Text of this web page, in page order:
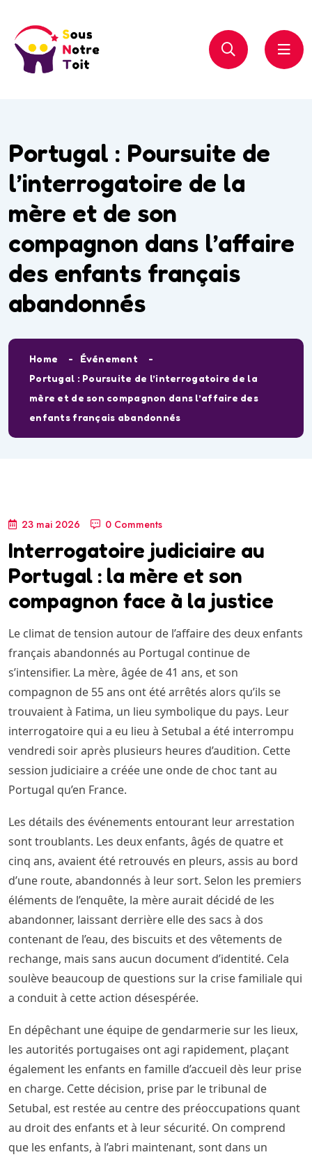
Portugal : Poursuite de
l’interrogatoire de la
mère et de son
compagnon dans l’affaire
des enfants français
abandonnés
Home
Événement
Portugal : Poursuite de l’interrogatoire de la
mère et de son compagnon dans l’affaire des
enfants français abandonnés
23 mai 2026 0 Comments
Interrogatoire judiciaire au
Portugal : la mère et son
compagnon face à la justice
Le climat de tension autour de l’affaire des deux enfants
français abandonnés au Portugal continue de
s’intensifier. La mère, âgée de 41 ans, et son
compagnon de 55 ans ont été arrêtés alors qu’ils se
trouvaient à Fatima, un lieu symbolique du pays. Leur
interrogatoire qui a eu lieu à Setubal a été interrompu
vendredi soir après plusieurs heures d’audition. Cette
session judiciaire a créée une onde de choc tant au
Portugal qu’en France.
Les détails des événements entourant leur arrestation
sont troublants. Les deux enfants, âgés de quatre et
cinq ans, avaient été retrouvés en pleurs, assis au bord
d’une route, abandonnés à leur sort. Selon les premiers
éléments de l’enquête, la mère aurait décidé de les
abandonner, laissant derrière elle des sacs à dos
contenant de l’eau, des biscuits et des vêtements de
rechange, mais sans aucun document d’identité. Cela
soulève beaucoup de questions sur la crise familiale qui
a conduit à cette action désespérée.
En dépêchant une équipe de gendarmerie sur les lieux,
les autorités portugaises ont agi rapidement, plaçant
également les enfants en famille d’accueil dès leur prise
en charge. Cette décision, prise par le tribunal de
Setubal, est restée au centre des préoccupations quant
au droit des enfants et à leur sécurité. On comprend
que les enfants, à l’abri maintenant, sont dans un